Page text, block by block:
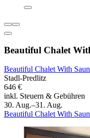
Beautiful Chalet
Beautiful Chalet With
Stadl-Predlitz
646 €
inkl. Steuern & Gebühren
30. Aug.–31. Aug.
Beautiful Chalet With